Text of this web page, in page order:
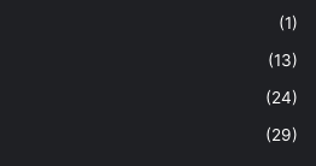
(1)
(13)
(24)
(29)